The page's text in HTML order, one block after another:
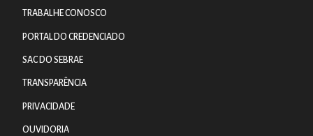
TRABALHE CONOSCO
PORTAL DO CREDENCIADO
SAC DO SEBRAE
TRANSPARÊNCIA
PRIVACIDADE
OUVIDORIA